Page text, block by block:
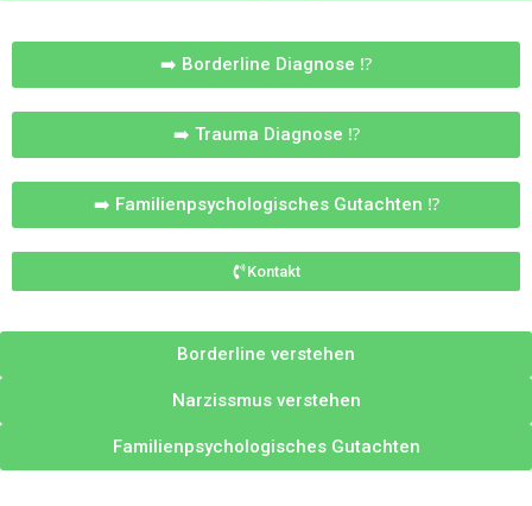
➡️ Borderline Diagnose ⁉️
➡️ Trauma Diagnose ⁉️
➡️ Familienpsychologisches Gutachten ⁉️
Kontakt
Borderline verstehen
Narzissmus verstehen
Familienpsychologisches Gutachten